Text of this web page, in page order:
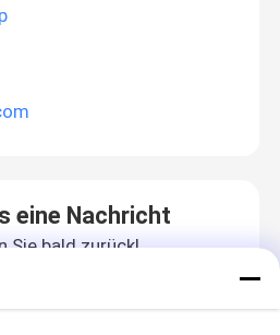
eine Nachricht
Sie bald zurück!